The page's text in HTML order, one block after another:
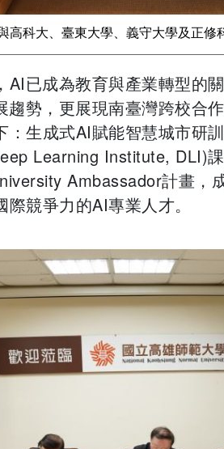
高科大、臺東大學、義守大學及正修
AI已成為教育與產業轉型的
勢，更展現南臺灣跨校合
：生成式AI賦能智慧城市研
Learning Institute, DLI)
Ambassador計畫，
競爭力的AI專業人才。